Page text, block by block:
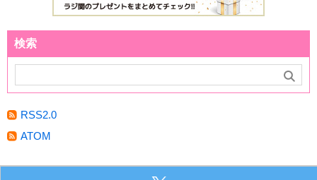
検索
RSS2.0
ATOM